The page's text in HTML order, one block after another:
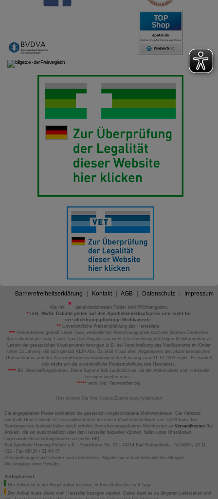
Barrierefreiheitserklärung Kontakt AGB Datenschutz Impressum
Alle mit
gekennzeichneten Felder sind Pflichtangaben.
*inkl. MwSt. Rabatte gelten auf den Apothekenverkaufspreis und nicht für
verschreibungspflichtige Medikamente.
** Unverbindliche Preisempfehlung des Herstellers.
*** Verkaufspreis gemäß Lauer-Taxe; verbindlicher Abrechnungspreis nach der Großen Deutschen
Spezialitätentaxe (sog. Lauer-Taxe) bei Abgabe von nicht verschreibungspflichtigen Medikamenten zu
Lasten der gesetzlichen Krankenversicherungen (z.B. bei Verschreibung des Medikaments an Kinder
unter 12 Jahren), die sich gemäß §129 Abs. 5a SGB V aus dem Abgabepreis des pharmazeutischen
Unternehmens und der Arzneimittelpreisverordnung in der Fassung zum 31.12.2003 ergibt. Es handelt
sich nicht um die unverbindliche Preisempfehlung des Herstellers.
****BK: Beschaffungskosten. Diese Summe fällt zusätzlich an, da der Artikel direkt vom Hersteller
bezogen werden muss.
*****verw. bis: Verwendbar bis.
Hier können Sie Ihre Cookie-Zustimmung widerrufen
Die angegebenen Preise beinhalten die gesetzlich vorgeschriebene Mehrwertsteuer. Der Versand
innerhalb Deutschlands ist versandkostenfrei bei einem Mindestbestellwert von 13,99 Euro. Bei
Sendungen ins Ausland fallen durch erhöhte Versicherungsgebühren Mehrkosten an VersandkostenBei
Artikeln, die wir ausschließlich über den Hersteller beziehen können, fallen unter Umständen
sogenannte Beschaffungskosten an (siehe BK).
Bad Apotheke Henning Fichter e.K. - Frankfurter Str. 27 - 49214 Bad Rothenfelde - Tel 0800 / 10 11
422 - Fax 05424 / 21 64 47
Preisänderungen und Irrtümer sind vorbehalten. Abgabe nur in haushaltsüblichen Mengen.
Alle Angaben ohne Gewähr.
Verfügbarkeit:
Der Artikel ist in der Regel sofort lieferbar, in Einzelfällen bis zu 6 Tage.
Der Artikel muss direkt vom Hersteller bezogen werden. Daher kann es zu längeren Lieferzeiten und